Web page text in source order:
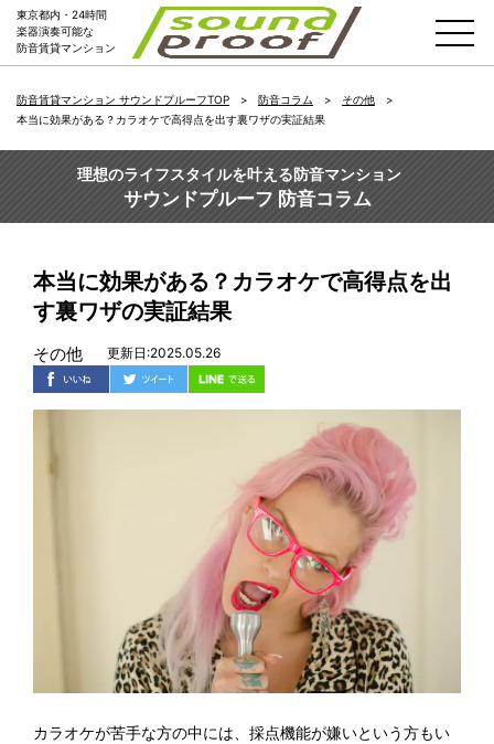
東京都内・24時間
楽器演奏可能な
防音賃貸マンション
防音賃貸マンション サウンドプルーフTOP 防音コラム
その他
本当に効果がある？カラオケで高得点を出す裏ワザの実証結果
理想のライフスタイルを叶える防音マンション
サウンドプルーフ 防音コラム
本当に効果がある？カラオケで高得点を出
す裏ワザの実証結果
その他 更新日:2025.05.26
カラオケが苦手な方の中には、採点機能が嫌いという方もい